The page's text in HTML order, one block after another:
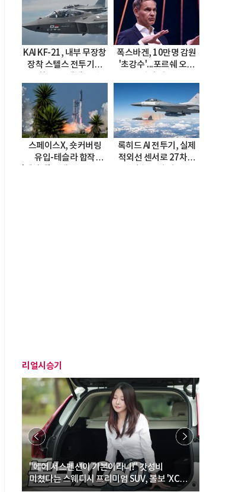
KAI KF-21, 내부 무장창
장착 스텔스 전투기로
폭스바겐, 10만명 감원
'초강수'...포르쉐 오너
스페이스X, 숏커버링
유입-테슬라 합작
록히드 AI 전투기, 실제
적외선 센서로 27차례
리얼시승기
·
"에어 서스펜션이 기본이라니!" 갓성비
미쳤다는 스웨디시 프리미엄 SUV, 볼보 'XC60